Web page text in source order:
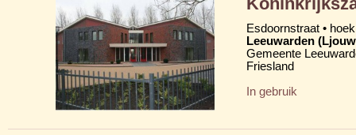
Esdoornstraat •
Leeuwarden
Gemeente
Friesland
In gebruik